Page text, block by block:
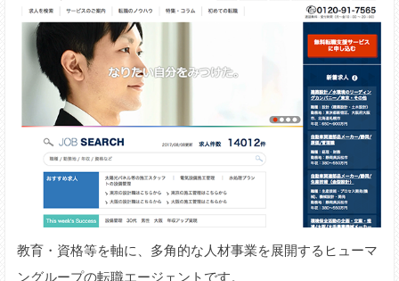
教育・資格等を軸に、多角的な人材事業を展開するヒューマ
ングループの転職エージェントです。